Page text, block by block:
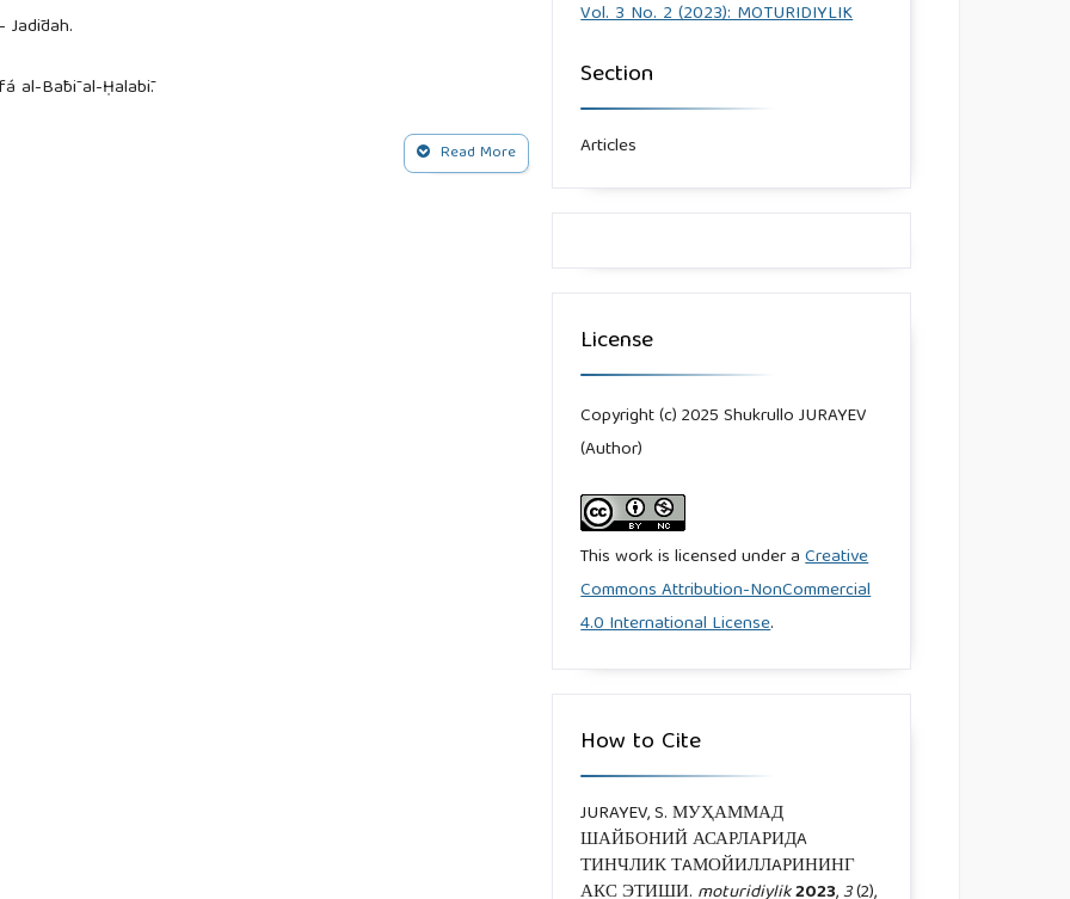
Jadīdah.
al-Bābī al-Ḥalabī.
Read More
Vol. 3 No. 2 (2023): MOTURIDIYLIK
Section
Articles
License
Copyright (c) 2025 Shukrullo JURAYEV
(Author)
This work is licensed under aCreative
Commons Attribution-NonCommercial
4.0 International License.
How to Cite
JURAYEV, S. МУҲАММАД
ШАЙБОНИЙ АСАРЛАРИДA
ТИНЧЛИК ТAМОЙИЛЛAРИНИНГ